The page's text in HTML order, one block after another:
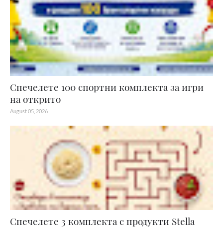
Спечелете 100 спортни комплекта за игри
на открито
August 05, 2026
Спечелете 3 комплекта с продукти Stella